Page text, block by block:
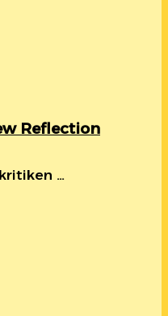
Reflection
…